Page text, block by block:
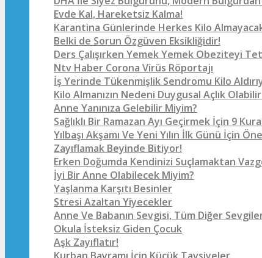
Evde Kal, Hareketsiz Kalma!
Karantina Günlerinde Herkes Kilo
Belki de Sorun Özgüven Eksikliğidir!
Ders Çalışırken Yemek Yemek Obeziteyi
Ntv Haber Corona Virüs Röportajı
İş Yerinde Tükenmişlik Sendromu Kilo
Kilo Almanızın Nedeni Duygusal Açlık
Anne Yanınıza Gelebilir Miyim?
Sağlıklı Bir Ramazan Ayı Geçirmek İçin 9
Yılbaşı Akşamı Ve Yeni Yılın İlk Günü İçin
Zayıflamak Beyinde Bitiyor!
Erken Doğumda Kendinizi Suçlamaktan
İyi Bir Anne Olabilecek Miyim?
Yaşlanma Karşıtı Besinler
Stresi Azaltan Yiyecekler
Anne Ve Babanın Sevgisi, Tüm Diğer
Okula İsteksiz Giden Çocuk
Aşk Zayıflatır!